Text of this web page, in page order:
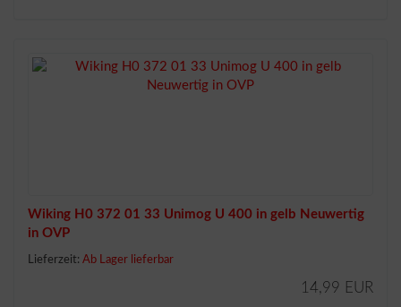
Wiking H0 372 01 33 Unimog U 400 in gelb Neuwertig
in OVP
Lieferzeit: Ab Lager lieferbar
14,99 EUR